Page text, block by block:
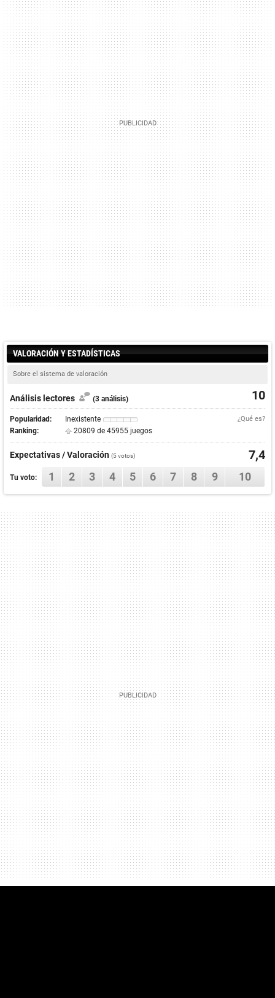
VALORACIÓN Y ESTADÍSTICAS
Sobre el sistema de valoración
10
Análisis lectores (3 análisis)
Popularidad: Inexistente ¿Qué es?
Ranking: 20809 de 45955 juegos
Expectativas / Valoración (5votos) 7,4
Tu voto: 1 2 3 4 5 6 7 8 9 10